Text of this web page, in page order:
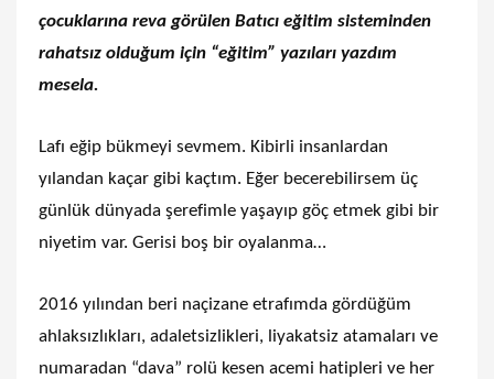
çocuklarına reva görülen Batıcı eğitim sisteminden
rahatsız olduğum için “eğitim” yazıları yazdım
mesela.
Lafı eğip bükmeyi sevmem. Kibirli insanlardan
yılandan kaçar gibi kaçtım. Eğer becerebilirsem üç
günlük dünyada şerefimle yaşayıp göç etmek gibi bir
niyetim var. Gerisi boş bir oyalanma…
2016 yılından beri naçizane etrafımda gördüğüm
ahlaksızlıkları, adaletsizlikleri, liyakatsiz atamaları ve
numaradan “dava” rolü kesen acemi hatipleri ve her